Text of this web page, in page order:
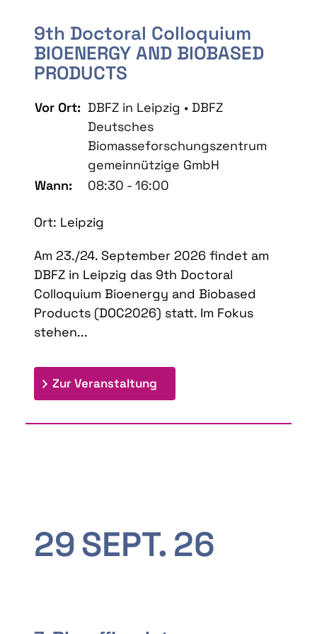
9th Doctoral Colloquium
BIOENERGY AND BIOBASED
PRODUCTS
Vor Ort: DBFZ in Leipzig • DBFZ
Deutsches
Biomasseforschungszentrum
gemeinnützige GmbH
Wann:
08:30 - 16:00
Ort: Leipzig
Am 23./24. September 2026 findet am
DBFZ in Leipzig das 9th Doctoral
Colloquium Bioenergy and Biobased
Products (DOC2026) statt. Im Fokus
stehen...
Zur Veranstaltung
29SEPT. 26